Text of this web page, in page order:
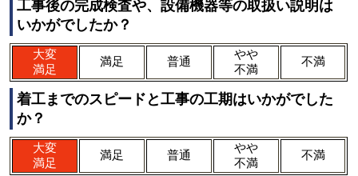
工事後の完成検査や、設備機器等の取扱い説明は
いかがでしたか？
大変
満足
満足 普通
やや
不満
不満
着工までのスピードと工事の工期はいかがでした
か？
大変
満足
満足 普通
やや
不満
不満